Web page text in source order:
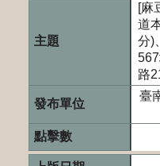
[麻
道
分)
路
臺